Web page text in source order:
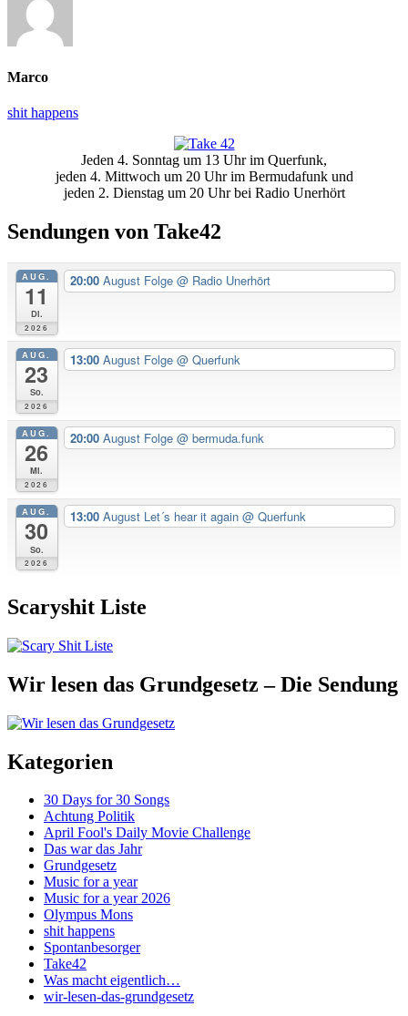
Marco
shit happens
SeitenleisteJeden 4. Sonntag um 13 Uhr im Querfunk,
jeden 4. Mittwoch um 20 Uhr im Bermudafunk und
jeden 2. Dienstag um 20 Uhr bei Radio Unerhört
Sendungen von Take42
AUG.
11
Di.
2026
20:00 August Folge @ Radio Unerhört
AUG.
23
So.
2026
13:00 August Folge @ Querfunk
AUG.
26
Mi.
2026
20:00 August Folge @ bermuda.funk
AUG.
30
So.
2026
13:00 August Let´s hear it again @ Querfunk
Scaryshit Liste
Wir lesen das Grundgesetz – Die Sendung
Kategorien
30 Days for 30 Songs
Achtung Politik
April Fool's Daily Movie Challenge
Das war das Jahr
Grundgesetz
Music for a year
Music for a year 2026
Olympus Mons
shit happens
Spontanbesorger
Take42
Was macht eigentlich…
wir-lesen-das-grundgesetz